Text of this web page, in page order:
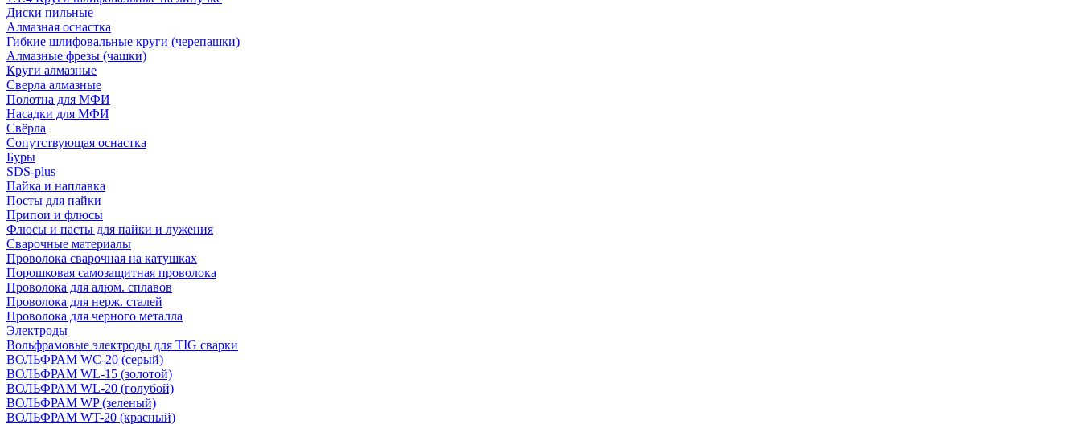
Диски пильные
Алмазная оснастка
Гибкие шлифовальные круги (черепашки)
Алмазные фрезы (чашки)
Круги алмазные
Сверла алмазные
Полотна для МФИ
Насадки для МФИ
Свёрла
Сопутствующая оснастка
Буры
SDS-plus
Пайка и наплавка
Посты для пайки
Припои и флюсы
Флюсы и пасты для пайки и лужения
Сварочные материалы
Проволока сварочная на катушках
Порошковая самозащитная проволока
Проволока для алюм. сплавов
Проволока для нерж. сталей
Проволока для черного металла
Электроды
Вольфрамовые электроды для TIG сварки
ВОЛЬФРАМ WC-20 (серый)
ВОЛЬФРАМ WL-15 (золотой)
ВОЛЬФРАМ WL-20 (голубой)
ВОЛЬФРАМ WP (зеленый)
ВОЛЬФРАМ WT-20 (красный)